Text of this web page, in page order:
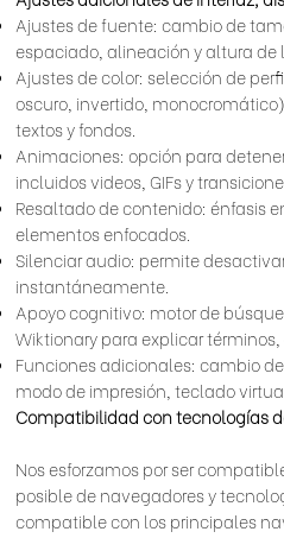
Ajustes de fuente: cambio de
espaciado, alineación y altura de
Ajustes de color: selección de
oscuro, invertido,
textos y fondos.
Animaciones: opción para
incluidos videos, GIFs y
Resaltado de contenido: énfasis
elementos enfocados.
Silenciar audio: permite
instantáneamente.
Apoyo cognitivo: motor de
Wiktionary para explicar
Funciones adicionales: cambio
modo de impresión, teclado
Compatibilidad con tecnologías
Nos esforzamos por ser
posible de navegadores y
compatible con los principales